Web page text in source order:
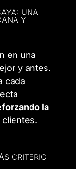
UNA
Y
en una
y antes.
cada
la
clientes.
CRITERIO